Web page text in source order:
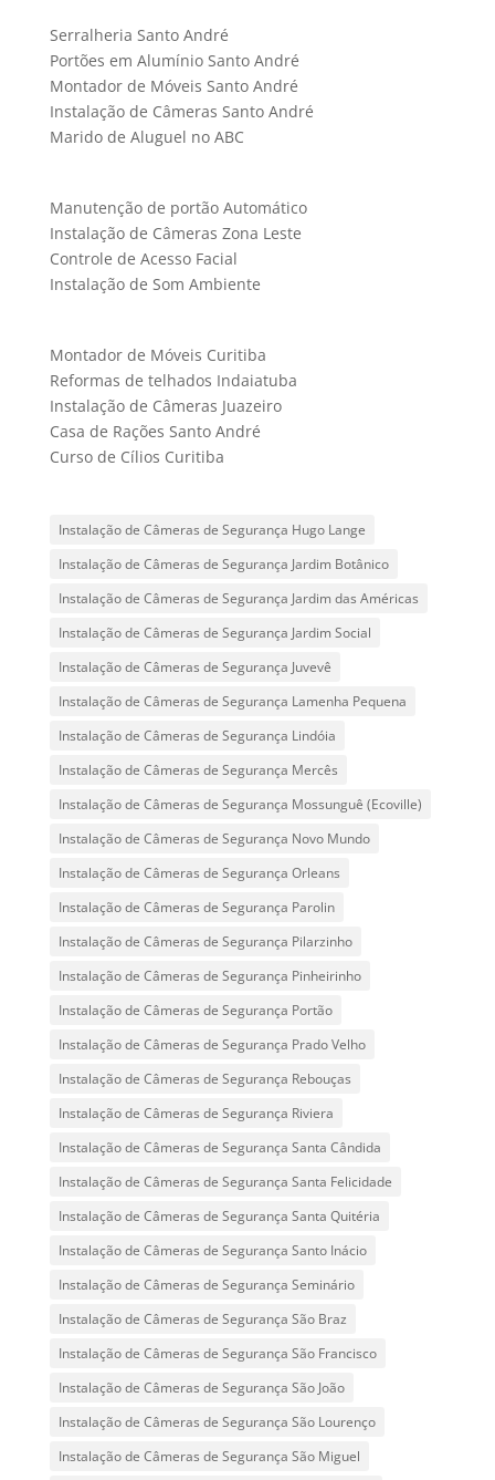
Serralheria Santo André
Portões em Alumínio Santo André
Montador de Móveis Santo André
Instalação de Câmeras Santo André
Marido de Aluguel no ABC
Manutenção de portão Automático
Instalação de Câmeras Zona Leste
Controle de Acesso Facial
Instalação de Som Ambiente
Montador de Móveis Curitiba
Reformas de telhados Indaiatuba
Instalação de Câmeras Juazeiro
Casa de Rações Santo André
Curso de Cílios Curitiba
Instalação de Câmeras de Segurança Hugo Lange
Instalação de Câmeras de Segurança Jardim Botânico
Instalação de Câmeras de Segurança Jardim das Américas
Instalação de Câmeras de Segurança Jardim Social
Instalação de Câmeras de Segurança Juvevê
Instalação de Câmeras de Segurança Lamenha Pequena
Instalação de Câmeras de Segurança Lindóia
Instalação de Câmeras de Segurança Mercês
Instalação de Câmeras de Segurança Mossunguê (Ecoville)
Instalação de Câmeras de Segurança Novo Mundo
Instalação de Câmeras de Segurança Orleans
Instalação de Câmeras de Segurança Parolin
Instalação de Câmeras de Segurança Pilarzinho
Instalação de Câmeras de Segurança Pinheirinho
Instalação de Câmeras de Segurança Portão
Instalação de Câmeras de Segurança Prado Velho
Instalação de Câmeras de Segurança Rebouças
Instalação de Câmeras de Segurança Riviera
Instalação de Câmeras de Segurança Santa Cândida
Instalação de Câmeras de Segurança Santa Felicidade
Instalação de Câmeras de Segurança Santa Quitéria
Instalação de Câmeras de Segurança Santo Inácio
Instalação de Câmeras de Segurança Seminário
Instalação de Câmeras de Segurança São Braz
Instalação de Câmeras de Segurança São Francisco
Instalação de Câmeras de Segurança São João
Instalação de Câmeras de Segurança São Lourenço
Instalação de Câmeras de Segurança São Miguel